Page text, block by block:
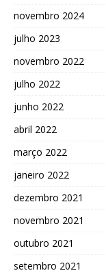
novembro 2024
julho 2023
novembro 2022
julho 2022
junho 2022
abril 2022
março 2022
janeiro 2022
dezembro 2021
novembro 2021
outubro 2021
setembro 2021